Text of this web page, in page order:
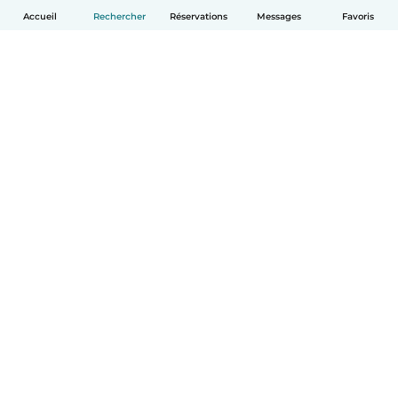
Accueil Rechercher Réservations Messages Favoris